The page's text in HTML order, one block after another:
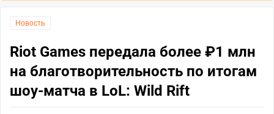
Новость
Riot Games передала более ₽1 млн
на благотворительность по итогам
шоу-матча в LoL: Wild Rift